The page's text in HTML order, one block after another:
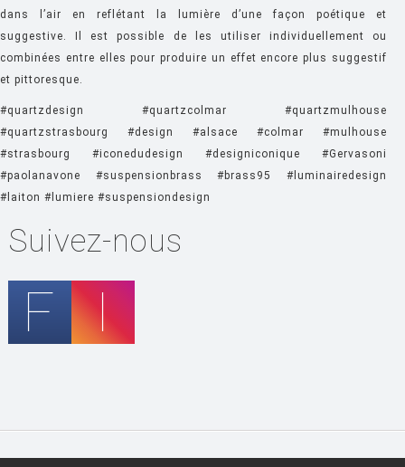
HAY
HÖFATS
KARTELL
KETTAL
dans l’air en reflétant la lumière d’une façon poétique et
suggestive. Il est possible de les utiliser individuellement ou
combinées entre elles pour produire un effet encore plus suggestif
et pittoresque.
#quartzdesign #quartzcolmar #quartzmulhouse
#quartzstrasbourg #design #alsace #colmar #mulhouse
#strasbourg #iconedudesign #designiconique #Gervasoni
#paolanavone #suspensionbrass #brass95 #luminairedesign
#laiton #lumiere #suspensiondesign
Suivez-nous